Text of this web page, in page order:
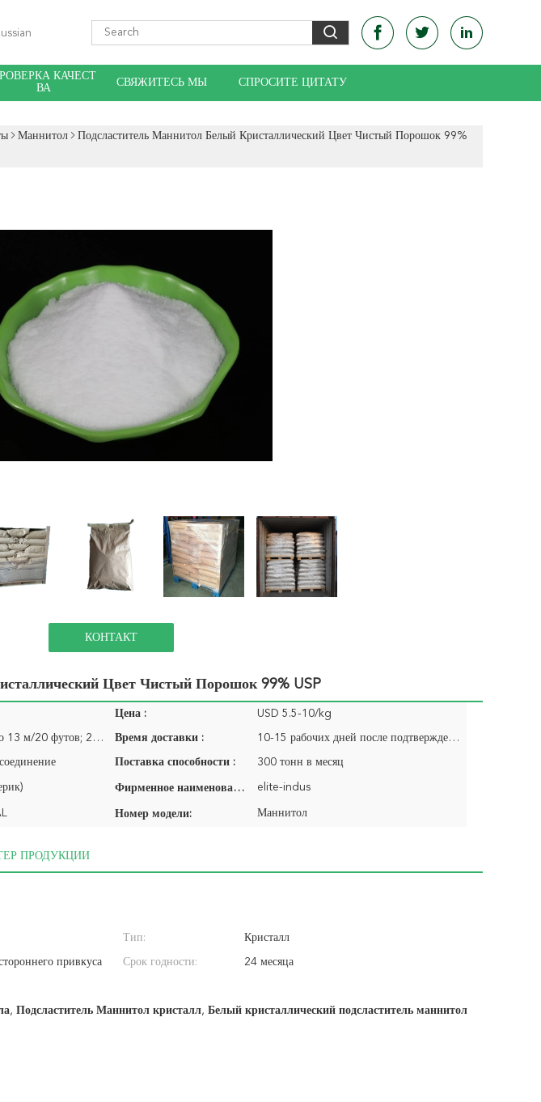
КАЧЕСТ
ВА
СВЯЖИТЕСЬ МЫ СПРОСИТЕ ЦИТАТУ
Маннитол
Подсластитель Маннитол Белый Кристаллический Цвет Чистый Порошок 99%
КОНТАКТ
Цвет Чистый Порошок 99% USP
Цена : USD 5.5-10/kg
25 кг/барабан, около 13 м/20 футов; 25 кг/мешок, около 15 тонн/20 футов Время доставки : 10-15 рабочих дней после подтверждения заказа
Поставка способности : 300 тонн в месяц
Фирменное наименование: elite-indus
Номер модели: Маннитол
ПРОДУКЦИИ
Тип: Кристалл
привкуса Срок годности: 24 месяца
, Подсластитель Маннитол кристалл, Белый кристаллический подсластитель маннитол